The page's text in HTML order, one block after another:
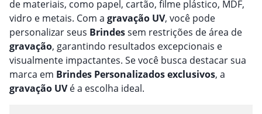
de materiais, como papel, cartão, filme plástico, MDF,
vidro e metais. Com a gravação UV, você pode
personalizar seus Brindessem restrições de área de
gravação, garantindo resultados excepcionais e
visualmente impactantes. Se você busca destacar sua
marca em Brindes Personalizadosexclusivos, a
gravação UVé a escolha ideal.